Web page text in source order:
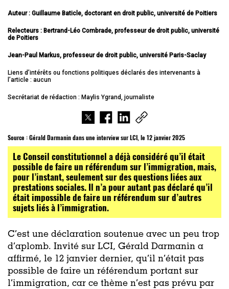
Auteur : Guillaume Baticle, doctorant en droit public, université de Poitiers
Relecteurs : Bertrand-Léo Combrade, professeur de droit public, université
de Poitiers
Jean-Paul Markus, professeur de droit public, université Paris-Saclay
Liens d’intérêts ou fonctions politiques déclarés des intervenants à
l’article : aucun
Secrétariat de rédaction : Maylis Ygrand, journaliste
Source :Gérald Darmanin dans une interview sur LCI, le 12 janvier 2025
Le Conseil constitutionnel a déjà considéré qu’il était
possible de faire un référendum sur l’immigration, mais,
pour l’instant, seulement sur des questions liées aux
prestations sociales. Il n’a pour autant pas déclaré qu’il
était impossible de faire un référendum sur d’autres
sujets liés à l’immigration.
C’est une déclaration soutenue avec un peu trop
d’aplomb. Invité sur LCI, Gérald Darmanin a
affirmé, le 12 janvier dernier, qu’il n’était pas
possible de faire un référendum portant sur
l’immigration, car ce thème n’est pas prévu par